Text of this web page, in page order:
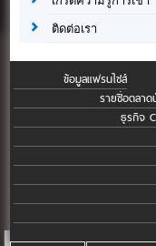
ติดต่อเรา
ข้อมูลแฟรนไชส์
รายชื่อตลา
ธุรกิจ